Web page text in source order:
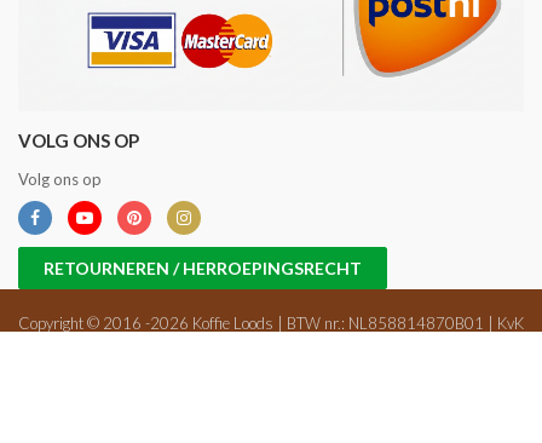
VOLG ONS OP
Volg ons op
RETOURNEREN / HERROEPINGSRECHT
Copyright © 2016 -2026 Koffie Loods | BTW nr.: NL858814870B01 | KvK